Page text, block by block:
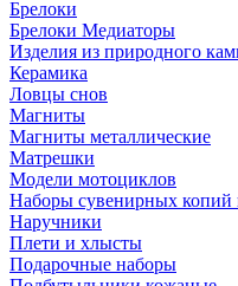
Брелоки
Брелоки Медиаторы
Изделия из природного
Керамика
Ловцы снов
Магниты
Магниты металлические
Матрешки
Модели мотоциклов
Наборы сувенирных копий
Наручники
Плети и хлысты
Подарочные наборы